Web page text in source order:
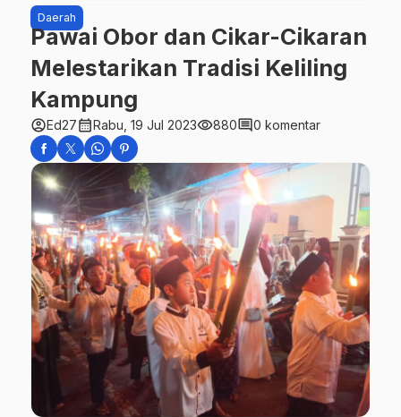
Daerah
Pawai Obor dan Cikar-Cikaran
Melestarikan Tradisi Keliling
Kampung
account_circleEd27calendar_monthRabu, 19 Jul 2023visibility880comment0 komentar